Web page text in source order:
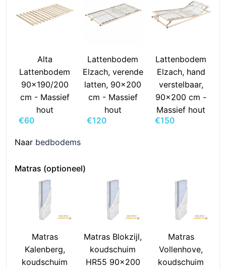
Alta
Lattenbodem
90x190/200
cm - Massief
hout
€60
Lattenbodem
Elzach, verende
latten, 90x200
cm - Massief
hout
€120
Lattenbodem
Elzach, hand
verstelbaar,
90x200 cm -
Massief hout
€150
Naar bedbodems
Matras (optioneel)
Matras
Kalenberg,
koudschuim
Matras Blokzijl,
koudschuim
HR55 90x200
Matras
Vollenhove,
koudschuim